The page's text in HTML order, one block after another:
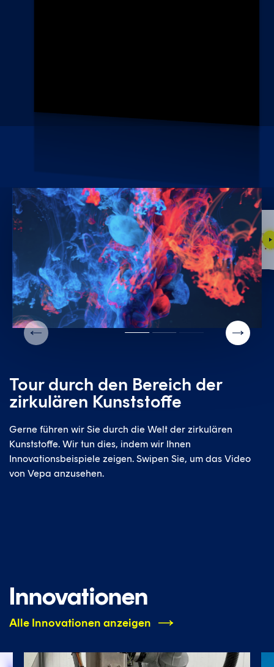
Tour durch den Bereich der
zirkulären Kunststoffe
Gerne führen wir Sie durch die Welt der zirkulären
Kunststoffe. Wir tun dies, indem wir Ihnen
Innovationsbeispiele zeigen. Swipen Sie, um das Video
von Vepa anzusehen.
Folie
Nächste
Innovationen
Alle Innovationen anzeigen